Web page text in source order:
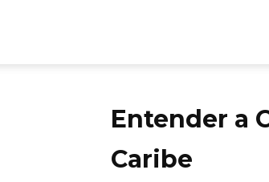
Entender a
Caribe